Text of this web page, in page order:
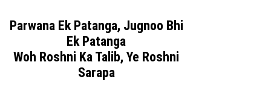
Parwana Ek Patanga, Jugnoo Bhi
Ek Patanga
Woh Roshni Ka Talib, Ye Roshni
Sarapa